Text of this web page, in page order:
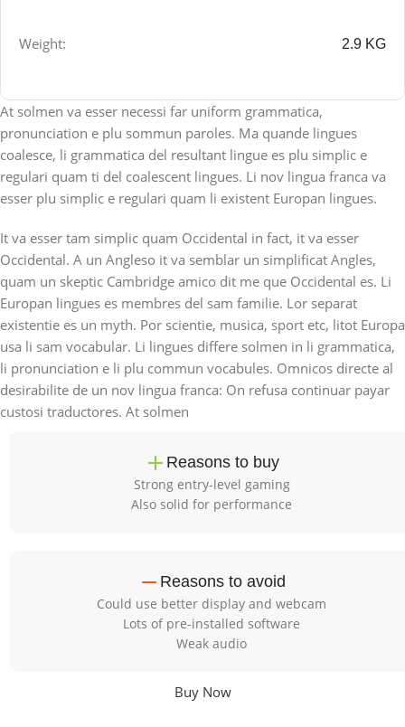
Weight: 2.9 KG
At solmen va esser necessi far uniform grammatica,
pronunciation e plu sommun paroles. Ma quande lingues
coalesce, li grammatica del resultant lingue es plu simplic e
regulari quam ti del coalescent lingues. Li nov lingua franca va
esser plu simplic e regulari quam li existent Europan lingues.
It va esser tam simplic quam Occidental in fact, it va esser
Occidental. A un Angleso it va semblar un simplificat Angles,
quam un skeptic Cambridge amico dit me que Occidental es. Li
Europan lingues es membres del sam familie. Lor separat
existentie es un myth. Por scientie, musica, sport etc, litot Europa
usa li sam vocabular. Li lingues differe solmen in li grammatica,
li pronunciation e li plu commun vocabules. Omnicos directe al
desirabilite de un nov lingua franca: On refusa continuar payar
custosi traductores. At solmen
Reasons to buy
Strong entry-level gaming
Also solid for performance
Reasons to avoid
Could use better display and webcam
Lots of pre-installed software
Weak audio
Buy Now